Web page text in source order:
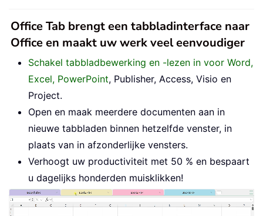
Office Tab brengt een tabbladinterface naar
Office en maakt uw werk veel eenvoudiger
Schakel tabbladbewerking en -lezen in voor Word,
Excel, PowerPoint, Publisher, Access, Visio en
Project.
Open en maak meerdere documenten aan in
nieuwe tabbladen binnen hetzelfde venster, in
plaats van in afzonderlijke vensters.
Verhoogt uw productiviteit met 50 % en bespaart
u dagelijks honderden muisklikken!